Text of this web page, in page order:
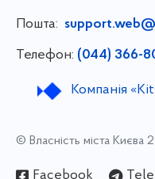
Пошта:
Телефон: (044) 366-
Компанія
© Власність міста Києва
Facebook